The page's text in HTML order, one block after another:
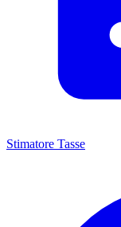
Stimatore Tasse